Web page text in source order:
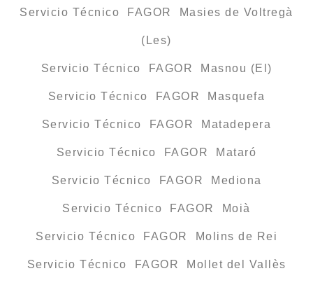
Servicio Técnico FAGOR Masies de Voltregà
(Les)
Servicio Técnico FAGOR Masnou (El)
Servicio Técnico FAGOR Masquefa
Servicio Técnico FAGOR Matadepera
Servicio Técnico FAGOR Mataró
Servicio Técnico FAGOR Mediona
Servicio Técnico FAGOR Moià
Servicio Técnico FAGOR Molins de Rei
Servicio Técnico FAGOR Mollet del Vallès